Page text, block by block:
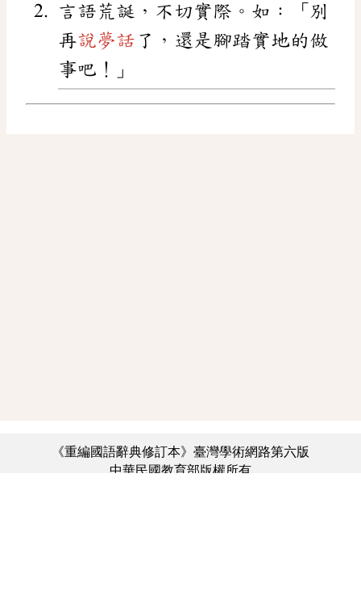
言語荒誕，不切實際。如：「別
再說夢話 了，還是腳踏實地的做
事吧！」
《重編國語辭典修訂本》臺灣學術網路第六版
中華民國教育部版權所有